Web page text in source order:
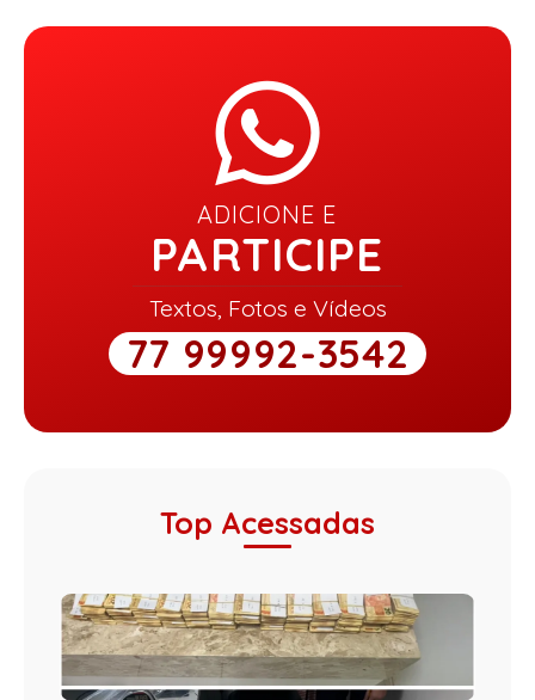
ADICIONE E
PARTICIPE
Textos, Fotos e Vídeos
77 99992-3542
Top Acessadas